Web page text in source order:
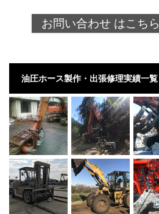
お問い合わせ はこちら
油圧ホース製作・出張修理実績一覧